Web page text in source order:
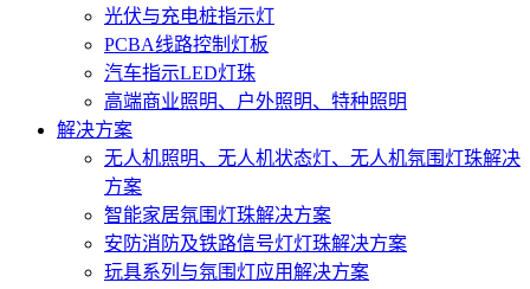
光伏与充电桩指示灯
PCBA线路控制灯板
汽车指示LED灯珠
高端商业照明、户外照明、特种照明
解决方案
无人机照明、无人机状态灯、无人机氛围灯珠解决
方案
智能家居氛围灯珠解决方案
安防消防及铁路信号灯灯珠解决方案
玩具系列与氛围灯应用解决方案